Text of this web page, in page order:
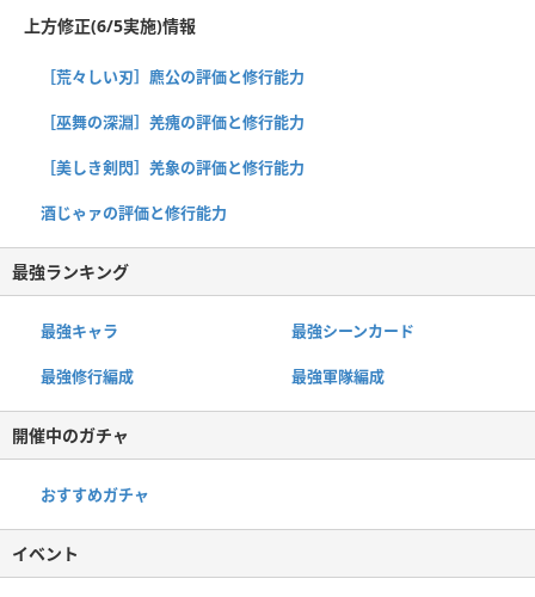
上方修正(6/5実施)情報
［荒々しい刃］麃公の評価と修行能力
［巫舞の深淵］羌瘣の評価と修行能力
［美しき剣閃］羌象の評価と修行能力
酒じゃァの評価と修行能力
最強ランキング
最強キャラ 最強シーンカード
最強修行編成 最強軍隊編成
開催中のガチャ
おすすめガチャ
イベント